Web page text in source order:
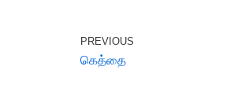
PREVIOUS
கெத்தை